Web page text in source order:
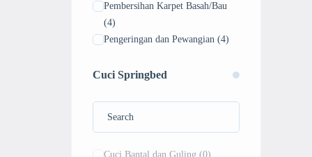
Pembersihan Karpet Basah/Bau
(4)
Pengeringan dan Pewangian (4)
Vakum dan Penyedotan Debu
(4)
Cuci Springbed
Cuci Bantal dan Guling (0)